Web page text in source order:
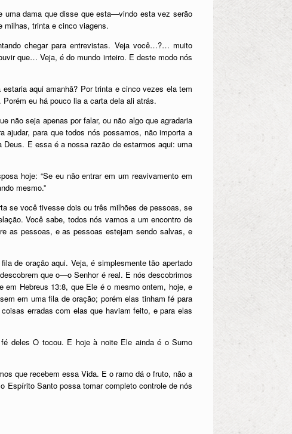
dama que disse que esta—vindo esta vez serão
milhas, trinta e cinco viagens.
chegar para entrevistas. Veja você…?… muito
que… Veja, é do mundo inteiro. E deste modo nós
aqui amanhã? Por trinta e cinco vezes ela tem
eu há pouco lia a carta dela ali atrás.
não seja apenas por falar, ou não algo que agradaria
para que todos nós possamos, não importa a
E essa é a nossa razão de estarmos aqui: uma
hoje: “Se eu não entrar em um reavivamento em
mesmo.”
se você tivesse dois ou três milhões de pessoas, se
Você sabe, todos nós vamos a um encontro de
as pessoas, e as pessoas estejam sendo salvas, e
de oração aqui. Veja, é simplesmente tão apertado
que o—o Senhor é real. E nós descobrimos
Hebreus 13:8, que Ele é o mesmo ontem, hoje, e
em uma fila de oração; porém elas tinham fé para
erradas com elas que haviam feito, e para elas
deles O tocou. E hoje à noite Ele ainda é o Sumo
que recebem essa Vida. E o ramo dá o fruto, não a
Espírito Santo possa tomar completo controle de nós